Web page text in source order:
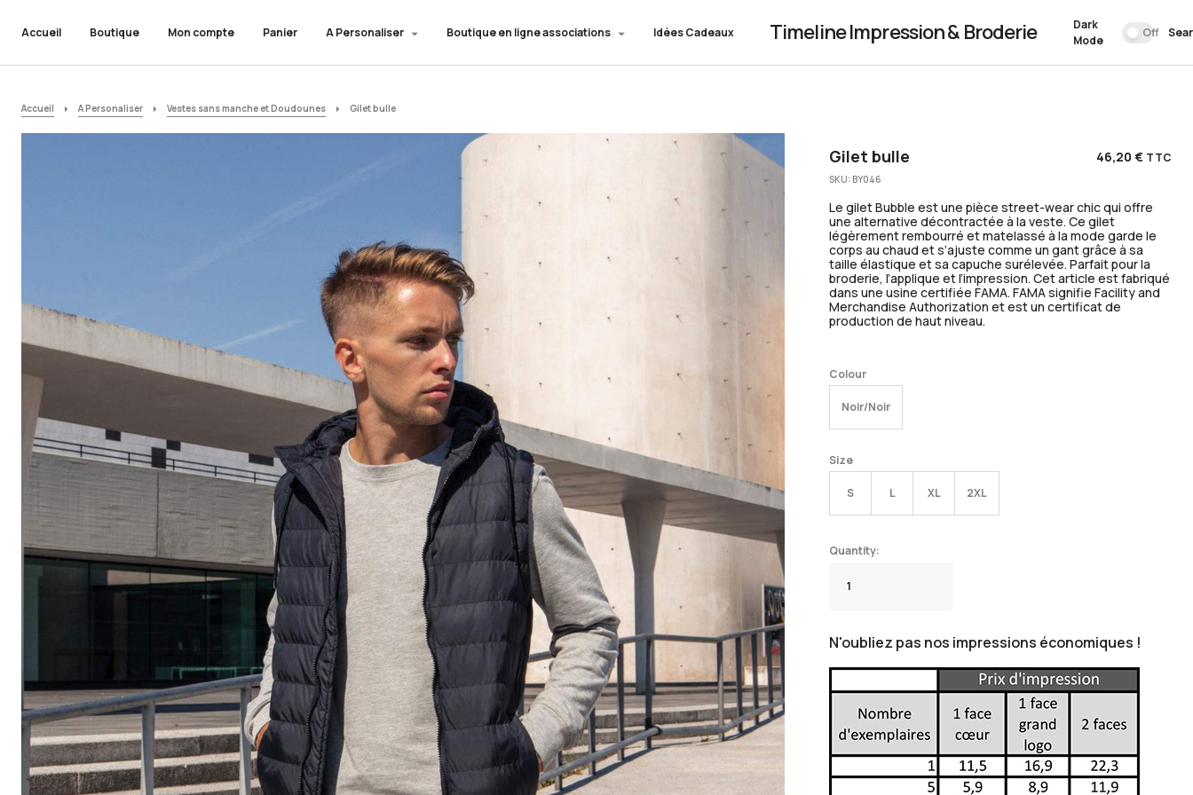
Accueil Boutique Mon compte Panier A Personaliser Boutique en ligne associations Idées Cadeaux Timeline Impression & Broderie
Dark
Mode
Off
Accueil A Personaliser Vestes sans manche et Doudounes Gilet bulle
Gilet bulle 46,20 € TTC
SKU: BY046
Le gilet Bubble est une pièce street-wear chic qui offre
une alternative décontractée à la veste. Ce gilet
légèrement rembourré et matelassé à la mode garde le
corps au chaud et s’ajuste comme un gant grâce à sa
taille élastique et sa capuche surélevée. Parfait pour la
broderie, l’applique et l’impression. Cet article est fabriqué
dans une usine certifiée FAMA. FAMA signifie Facility and
Merchandise Authorization et est un certificat de
production de haut niveau.
Colour
Noir/Noir
Size
S L XL 2XL
N'oubliez pas nos impressions économiques !